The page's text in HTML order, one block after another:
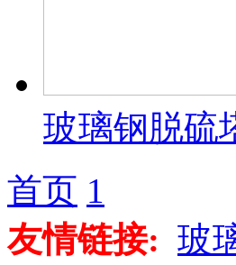
玻璃钢脱硫
首页 1
友情链接: 玻